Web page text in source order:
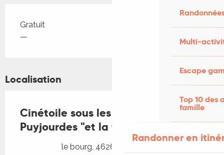
Multi-
Escape
Top 10 des
famille
Randonner en
Tarifs 2026
Gratuit
—
Localisation
Cinétoile sous les étoiles à
Puyjourdes "et la fête continue"
le bourg, 46260 Puyjourdes